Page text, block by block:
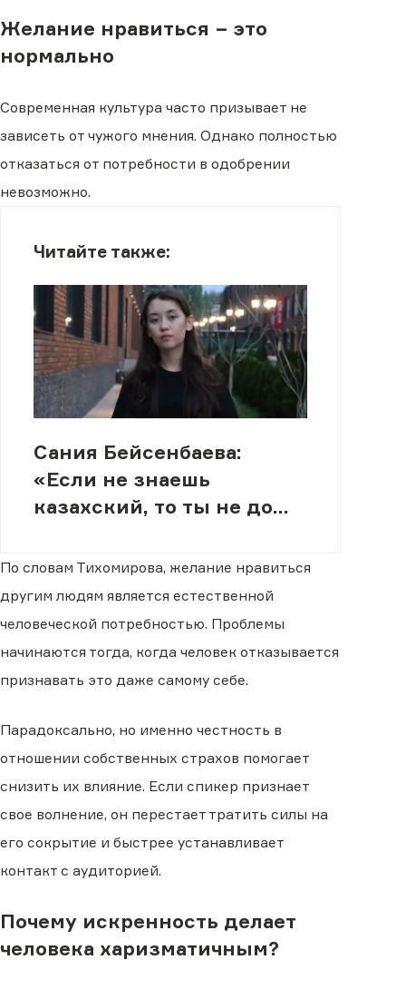
Желание нравиться − это
нормально
Современная культура часто призывает не
зависеть от чужого мнения. Однако полностью
отказаться от потребности в одобрении
невозможно.
Читайте также:
Сания Бейсенбаева:
«Если не знаешь
казахский, то ты не до
По словам Тихомирова, желание нравиться
другим людям является естественной
человеческой потребностью. Проблемы
начинаются тогда, когда человек отказывается
признавать это даже самому себе.
Парадоксально, но именно честность в
отношении собственных страхов помогает
снизить их влияние. Если спикер признает
свое волнение, он перестает тратить силы на
его сокрытие и быстрее устанавливает
контакт с аудиторией.
Почему искренность делает
человека харизматичным?